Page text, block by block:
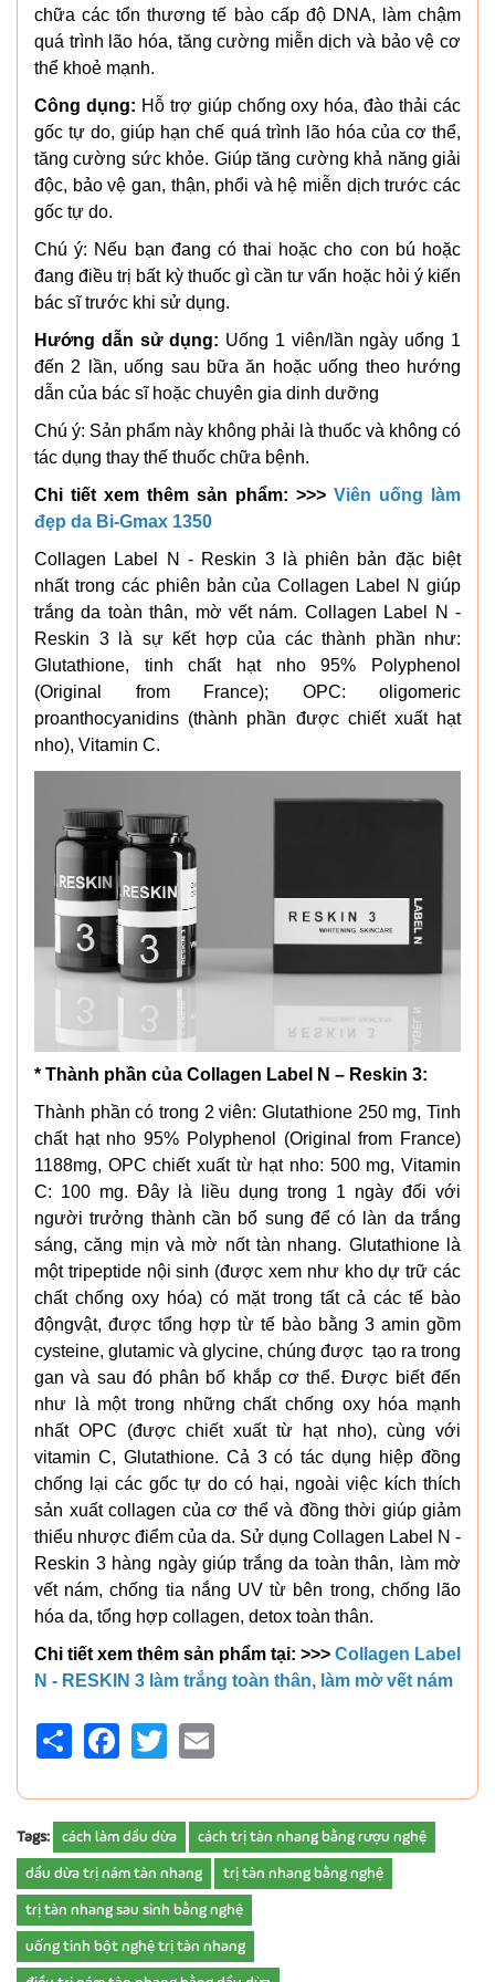
chữa các tổn thương tế bào cấp độ DNA, làm chậm
quá trình lão hóa, tăng cường miễn dịch và bảo vệ cơ
thể khoẻ mạnh.
Công dụng: Hỗ trợ giúp chống oxy hóa, đào thải các
gốc tự do, giúp hạn chế quá trình lão hóa của cơ thể,
tăng cường sức khỏe. Giúp tăng cường khả năng giải
độc, bảo vệ gan, thận, phổi và hệ miễn dịch trước các
gốc tự do.
Chú ý: Nếu bạn đang có thai hoặc cho con bú hoặc
đang điều trị bất kỳ thuốc gì cần tư vấn hoặc hỏi ý kiến
bác sĩ trước khi sử dụng.
Hướng dẫn sử dụng: Uống 1 viên/lần ngày uống 1
đến 2 lần, uống sau bữa ăn hoặc uống theo hướng
dẫn của bác sĩ hoặc chuyên gia dinh dưỡng
Chú ý: Sản phẩm này không phải là thuốc và không có
tác dụng thay thế thuốc chữa bệnh.
Chi tiết xem thêm sản phẩm: >>> Viên uống làm
đẹp da Bi-Gmax 1350
Collagen Label N - Reskin 3 là phiên bản đặc biệt
nhất trong các phiên bản của Collagen Label N giúp
trắng da toàn thân, mờ vết nám. Collagen Label N -
Reskin 3 là sự kết hợp của các thành phần như:
Glutathione, tinh chất hạt nho 95% Polyphenol
(Original from France); OPC: oligomeric
proanthocyanidins (thành phần được chiết xuất hạt
nho), Vitamin C.
* Thành phần của Collagen Label N – Reskin 3:
Thành phần có trong 2 viên: Glutathione 250 mg, Tinh
chất hạt nho 95% Polyphenol (Original from France)
1188mg, OPC chiết xuất từ hạt nho: 500 mg, Vitamin
C: 100 mg. Đây là liều dụng trong 1 ngày đối với
người trưởng thành cần bổ sung để có làn da trắng
sáng, căng mịn và mờ nốt tàn nhang. Glutathione là
một tripeptide nội sinh (được xem như kho dự trữ các
chất chống oxy hóa) có mặt trong tất cả các tế bào
độngvật, được tổng hợp từ tế bào bằng 3 amin gồm
cysteine, glutamic và glycine, chúng được tạo ra trong
gan và sau đó phân bố khắp cơ thể. Được biết đến
như là một trong những chất chống oxy hóa mạnh
nhất OPC (được chiết xuất từ hạt nho), cùng với
vitamin C, Glutathione. Cả 3 có tác dụng hiệp đồng
chống lại các gốc tự do có hại, ngoài việc kích thích
sản xuất collagen của cơ thể và đồng thời giúp giảm
thiểu nhược điểm của da. Sử dụng Collagen Label N -
Reskin 3 hàng ngày giúp trắng da toàn thân, làm mờ
vết nám, chống tia nắng UV từ bên trong, chống lão
hóa da, tổng hợp collagen, detox toàn thân.
Chi tiết xem thêm sản phẩm tại: >>> Collagen Label
N - RESKIN 3 làm trắng toàn thân, làm mờ vết nám
Share FacebookTwitter
Tags: cách làm dầu dừa cách trị tàn nhang bằng rượu nghệ
dầu dừa trị nám tàn nhang trị tàn nhang bằng nghệ
trị tàn nhang sau sinh bằng nghệ
uống tinh bột nghệ trị tàn nhang